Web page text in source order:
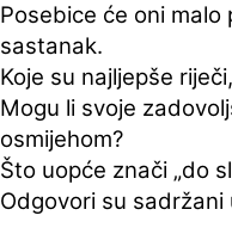
Posebice će oni
sastanak.
Koje su najljepše
Mogu li svoje
osmijehom?
Što uopće znači „do
Odgovori su sadržani